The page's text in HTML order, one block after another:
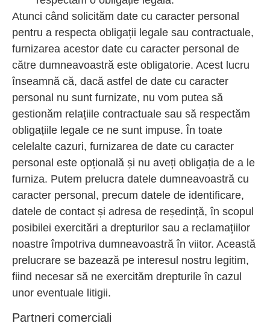
Atunci când solicităm date cu caracter personal
pentru a respecta obligații legale sau contractuale,
furnizarea acestor date cu caracter personal de
către dumneavoastră este obligatorie. Acest lucru
înseamnă că, dacă astfel de date cu caracter
personal nu sunt furnizate, nu vom putea să
gestionăm relațiile contractuale sau să respectăm
obligațiile legale ce ne sunt impuse. În toate
celelalte cazuri, furnizarea de date cu caracter
personal este opțională și nu aveți obligația de a le
furniza. Putem prelucra datele dumneavoastră cu
caracter personal, precum datele de identificare,
datele de contact și adresa de reședință, în scopul
posibilei exercitări a drepturilor sau a reclamațiilor
noastre împotriva dumneavoastră în viitor. Această
prelucrare se bazează pe interesul nostru legitim,
fiind necesar să ne exercităm drepturile în cazul
unor eventuale litigii.
Partneri comerciali